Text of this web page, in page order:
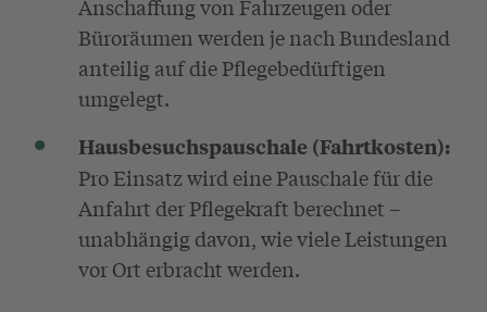
Anschaffung von Fahrzeugen oder
Büroräumen werden je nach Bundesland
anteilig auf die Pflegebedürftigen
umgelegt.
Hausbesuchspauschale (Fahrtkosten):
Pro Einsatz wird eine Pauschale für die
Anfahrt der Pflegekraft berechnet –
unabhängig davon, wie viele Leistungen
vor Ort erbracht werden.